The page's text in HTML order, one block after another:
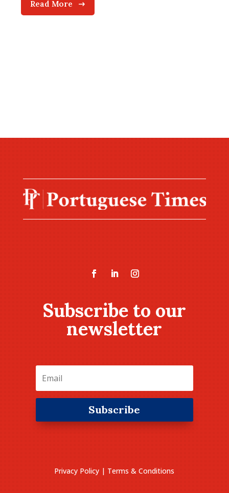
Read More
Subscribe to our
newsletter
Subscribe
Privacy Policy | Terms & Conditions